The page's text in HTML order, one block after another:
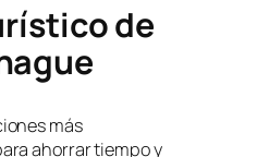
de
más
ahorrar tiempo y